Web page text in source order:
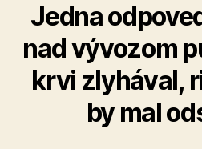
Jedna
nad vývozom
krvi zlyhával,
by mal